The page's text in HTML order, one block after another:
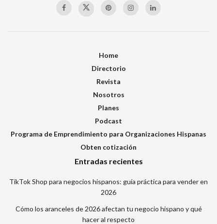
Home
Directorio
Revista
Nosotros
Planes
Podcast
Programa de Emprendimiento para Organizaciones Hispanas
Obten cotización
Entradas recientes
TikTok Shop para negocios hispanos: guía práctica para vender en
2026
Cómo los aranceles de 2026 afectan tu negocio hispano y qué
hacer al respecto